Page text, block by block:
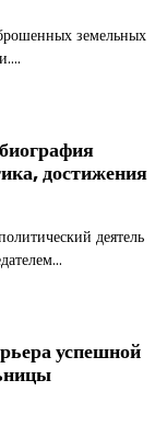
земельных
достижения
деятель
успешной